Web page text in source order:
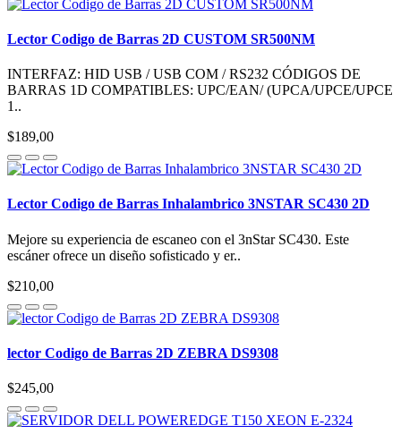
Lector Codigo de Barras 2D CUSTOM SR500NM
INTERFAZ: HID USB / USB COM / RS232 CÓDIGOS DE
BARRAS 1D COMPATIBLES: UPC/EAN/ (UPCA/UPCE/UPCE
1..
$189,00
Lector Codigo de Barras Inhalambrico 3NSTAR SC430 2D
Mejore su experiencia de escaneo con el 3nStar SC430. Este
escáner ofrece un diseño sofisticado y er..
$210,00
lector Codigo de Barras 2D ZEBRA DS9308
$245,00